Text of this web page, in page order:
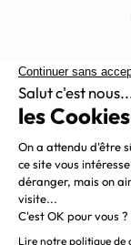
Constructeur de
filiale du